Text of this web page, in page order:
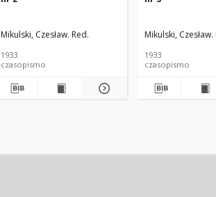
Mikulski, Czesław. Red.
1933
czasopismo
Mikulski, Czesław.
1933
czasopismo